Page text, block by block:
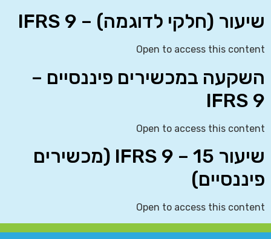
שיעור (חלקי לדוגמה) – IFRS 9
Open to access this content
השקעה במכשירים פיננסיים –
IFRS 9
Open to access this content
שיעור 15 – IFRS 9 (מכשירים
פיננסיים)
Open to access this content